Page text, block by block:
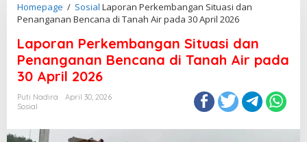
Homepage / Sosial Laporan Perkembangan Situasi dan
Penanganan Bencana di Tanah Air pada 30 April 2026
Laporan Perkembangan Situasi dan
Penanganan Bencana di Tanah Air pada
30 April 2026
Puti Nadira
April 30, 2026
Sosial